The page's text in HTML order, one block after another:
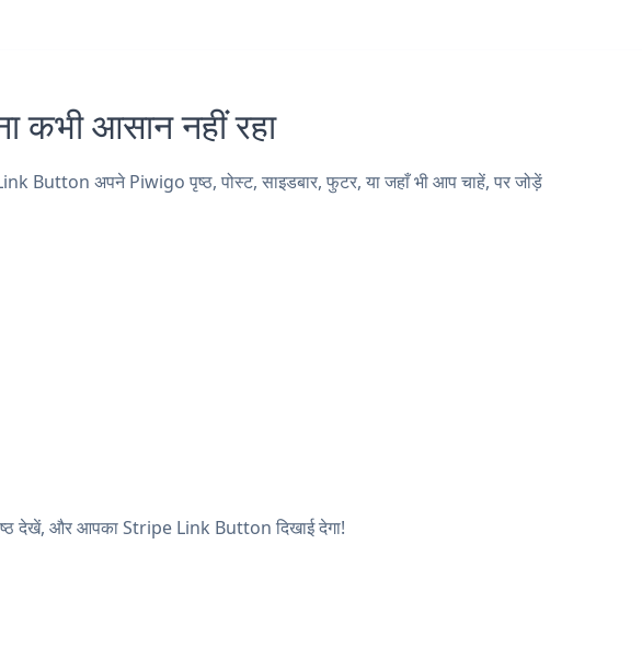
आसान नहीं रहा
अपने Piwigo पृष्ठ, पोस्ट, साइडबार, फुटर, या जहाँ भी आप चाहें, पर जोड़ें
देखें, और आपका Stripe Link Button दिखाई देगा!